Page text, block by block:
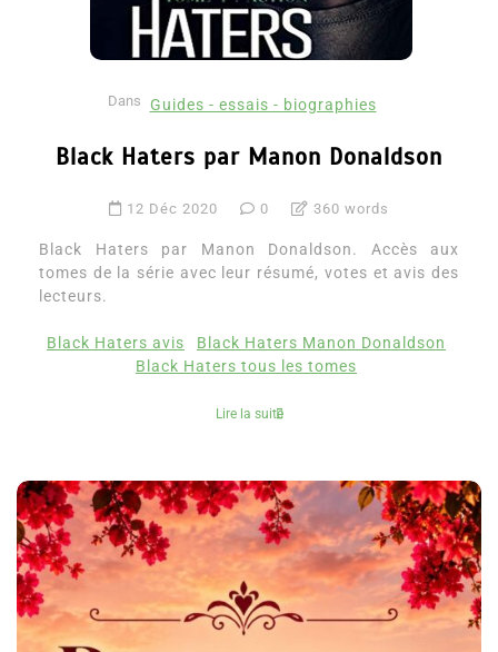
Dans Guides - essais - biographies
Black Haters par Manon Donaldson
12 Déc 2020 0 360 words
Black Haters par Manon Donaldson. Accès aux
tomes de la série avec leur résumé, votes et avis des
lecteurs.
Black Haters avis
Black Haters Manon Donaldson
Black Haters tous les tomes
Lire la suite